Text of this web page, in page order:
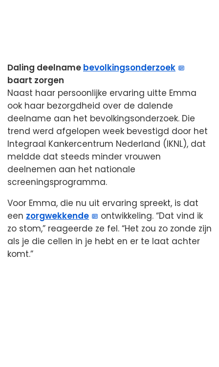
Daling deelname bevolkingsonderzoek
baart zorgen
Naast haar persoonlijke ervaring uitte Emma
ook haar bezorgdheid over de dalende
deelname aan het bevolkingsonderzoek. Die
trend werd afgelopen week bevestigd door het
Integraal Kankercentrum Nederland (IKNL), dat
meldde dat steeds minder vrouwen
deelnemen aan het nationale
screeningsprogramma.
Voor Emma, die nu uit ervaring spreekt, is dat
een zorgwekkende
ontwikkeling. “Dat vind ik
zo stom,” reageerde ze fel. “Het zou zo zonde zijn
als je die cellen in je hebt en er te laat achter
komt.”